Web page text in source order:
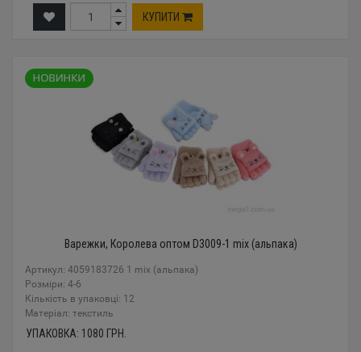
КУПИТИ
Варежки, Королева оптом D3009-1 mix (альпака)
Артикул: 4059183726 1 mix (альпака)
Розміри: 4-6
Кількість в упаковці: 12
Mатеріал: текстиль
УПАКОВКА: 1080 ГРН.